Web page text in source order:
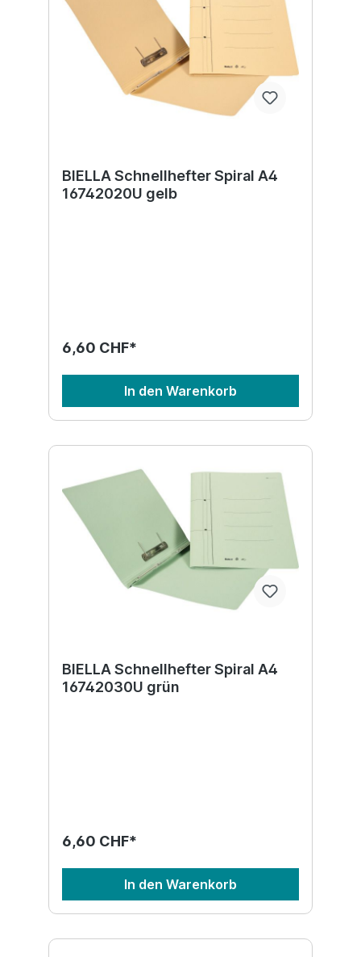
BIELLA Schnellhefter Spiral A4
16742020U gelb
6,60 CHF*
In den Warenkorb
BIELLA Schnellhefter Spiral A4
16742030U grün
6,60 CHF*
In den Warenkorb